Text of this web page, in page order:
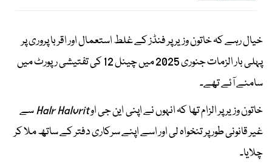
خیال رہے کہ خاتون وزیر پر فنڈز کے غلط استعمال اور اقربا پروری پر
پہلی بار الزمات جنوری 2025 میں چینل 12 کی تفتیشی رپورٹ میں
سامنے آئے تھے۔
خاتون وزیر پر الزام تھا کہ انہوں نے اپنی این جی اوHaIr HaIvritسے
غیر قانونی طور پر تنخواہ لی اور اسے اپنے سرکاری دفتر کے ساتھ ملا کر
چلایا۔